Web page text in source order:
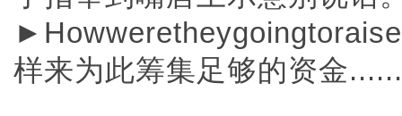
样来为此筹集足够的资金......